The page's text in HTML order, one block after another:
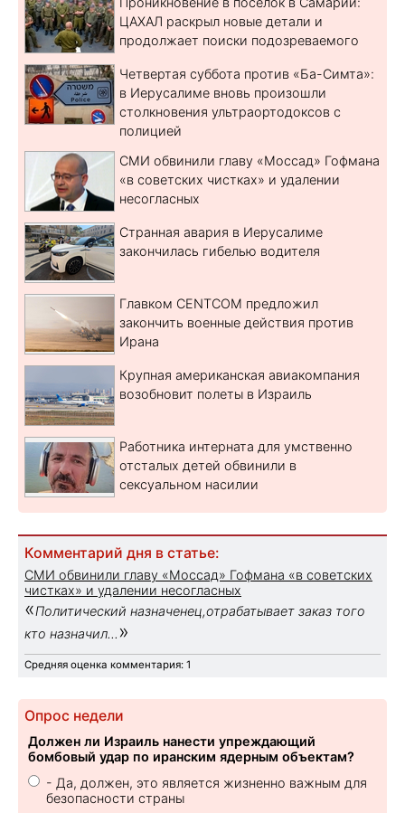
ЦАХАЛ раскрыл новые детали и
продолжает поиски подозреваемого
Четвертая суббота против «Ба-Симта»:
в Иерусалиме вновь произошли
столкновения ультраортодоксов с
полицией
СМИ обвинили главу «Моссад» Гофмана
«в советских чистках» и удалении
несогласных
Странная авария в Иерусалиме
закончилась гибелью водителя
Главком CENTCOM предложил
закончить военные действия против
Ирана
Крупная американская авиакомпания
возобновит полеты в Израиль
Работника интерната для умственно
отсталых детей обвинили в
сексуальном насилии
Комментарий дня в статье:
СМИ обвинили главу «Моссад» Гофмана «в советских
чистках» и удалении несогласных
«Политический назначенец,отрабатывает заказ того
кто назначил... »
Средняя оценка комментария: 1
Опрос недели
Должен ли Израиль нанести упреждающий
бомбовый удар по иранским ядерным объектам?
- Да, должен, это является жизненно важным для
безопасности страны